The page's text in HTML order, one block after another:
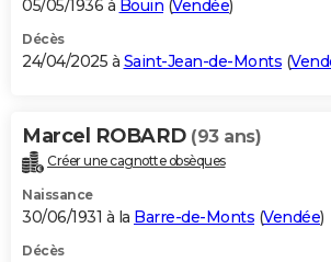
05/05/1936 à Bouin (Vendée)
Décès
24/04/2025 à Saint-Jean-de-Monts (
Marcel ROBARD (93 ans)
Créer une cagnotte obsèques
Naissance
30/06/1931 à la Barre-de-Monts (Vendée)
Décès